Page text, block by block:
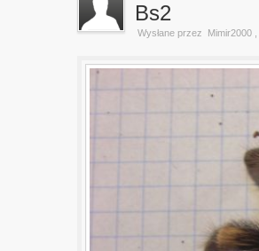
Bs2
Wysłane przez Mimir2000